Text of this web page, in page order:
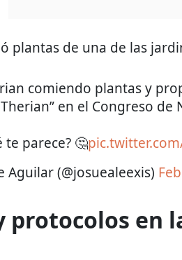
plantas de una de las
comiendo plantas y
Therian” en el Congreso de
te parece? 🤔pic.twitter.com/
Aguilar (@josuealeexis)
protocolos en